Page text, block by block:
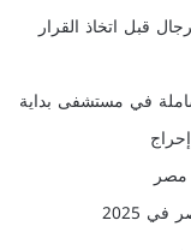
قبل اتخاذ القرار
في مستشفى بداية
مصر
2025